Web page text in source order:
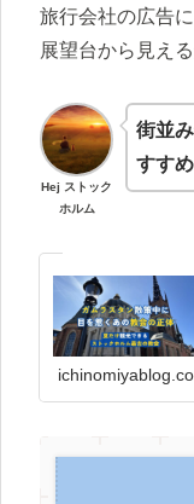
旅行会社の広告
展望台から見え
Hej ストック
ホルム
街並
すすめ